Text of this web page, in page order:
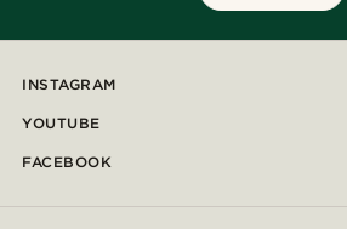
INSTAGRAM
YOUTUBE
FACEBOOK